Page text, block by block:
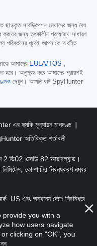
সাবস্ক্রিপশন মেয়াদের জন্য বৈধ
ক্রয়ের জন্য তৎকালীন প্রযোজ্য সাধারণ
পরিবর্তনের পূর্বেই আপনাকে অবহিত
আমাদের EULA/TOS ,
হবে। অনুগ্রহ করে আমাদের প্রায়শই
দেখুন। আপনি যদি SpyHunter
এর হুমকি মূল্যায়ন মানদণ্ড
অতিরিক্ত শর্তাবলী
2 ডি02 এক্সডি 82 আয়ারল্যান্ড।
লিমিটেড, কোম্পানির নিবন্ধকরণ নম্বর
এবং অন্যান্য দেশে নিবন্ধিত৷
সংরক্ষিত।
provide you with a
how users navigate
clicking on "OK", you